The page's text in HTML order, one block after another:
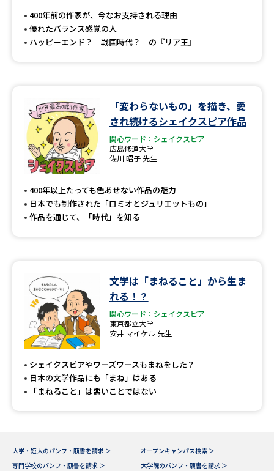
400年前の作家が、今なお支持される理由
優れたバランス感覚の人
ハッピーエンド？ 戦国時代？ の『リア王』
「変わらないもの」を描き、愛
され続けるシェイクスピア作品
関心ワード：シェイクスピア
広島修道大学
佐川 昭子 先生
400年以上たっても色あせない作品の魅力
日本でも制作された「ロミオとジュリエットもの」
作品を通じて、「時代」を知る
文学は「まねること」から生ま
れる！？
関心ワード：シェイクスピア
東京都立大学
安井 マイケル 先生
シェイクスピアやワーズワースもまねをした？
日本の文学作品にも「まね」はある
「まねること」は悪いことではない
大学・短大のパンフ・願書を請求 ＞
オープンキャンパス検索 ＞
専門学校のパンフ・願書を請求 ＞
大学院のパンフ・願書を請求 ＞